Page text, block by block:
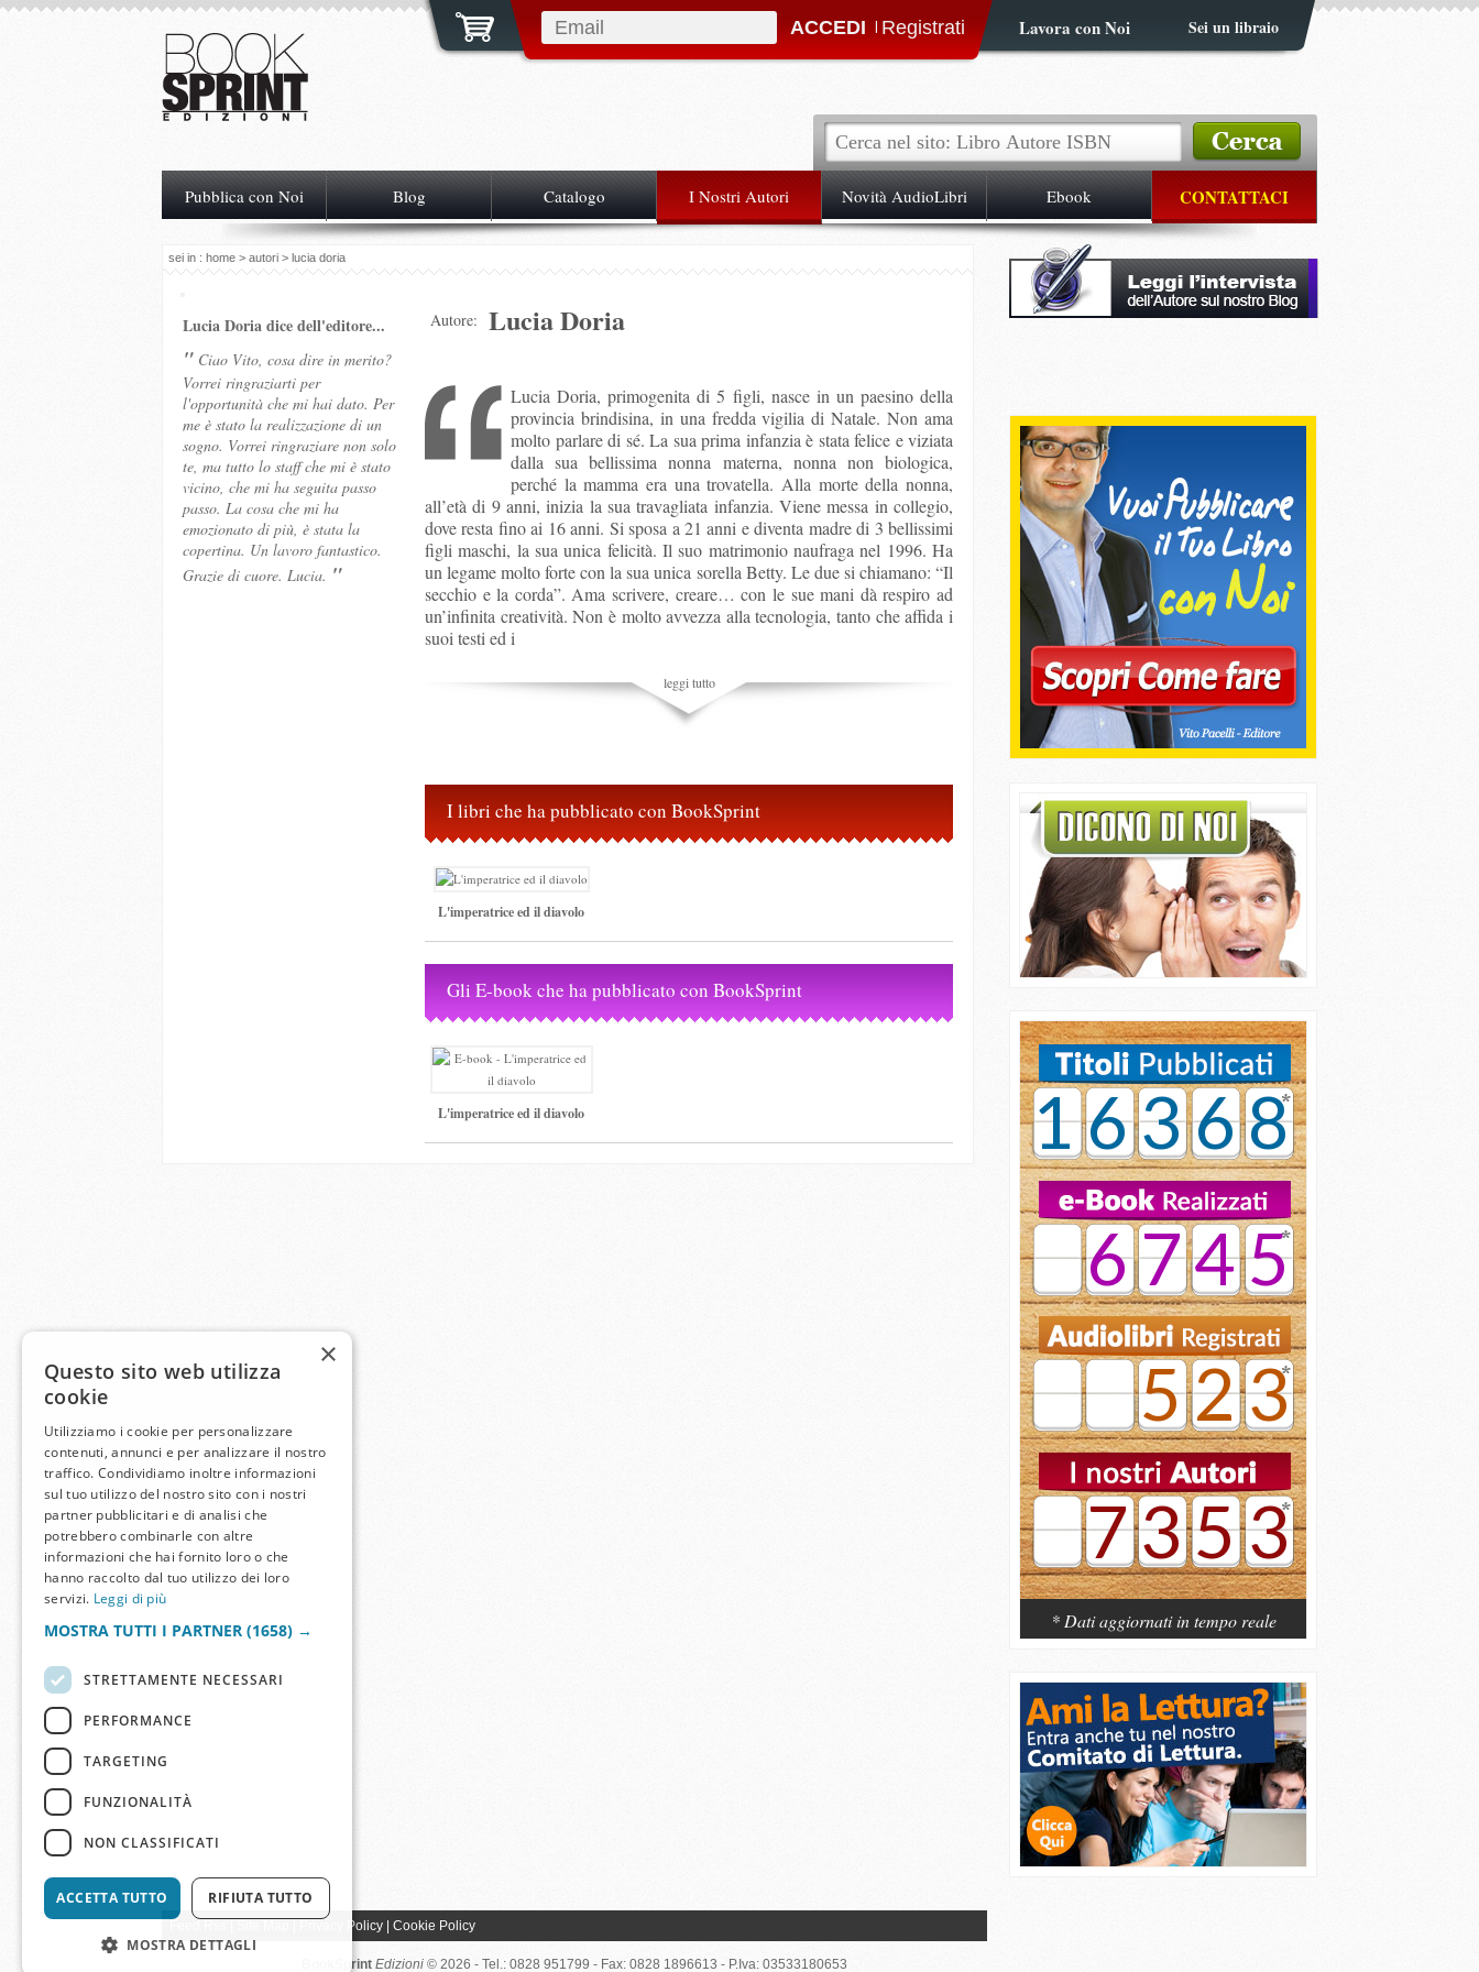
| Lavora con Noi Sei un libraio
Pubblica con Noi Blog Catalogo I Nostri Autori Novità AudioLibri Ebook CONTATTACI
sei in : home > autori > lucia doria
Lucia Doria dice dell'editore...
" Ciao Vito, cosa dire in merito?
Vorrei ringraziarti per
l'opportunità che mi hai dato. Per
me è stato la realizzazione di un
sogno. Vorrei ringraziare non solo
te, ma tutto lo staff che mi è stato
vicino, che mi ha seguita passo
passo. La cosa che mi ha
emozionato di più, è stata la
copertina. Un lavoro fantastico.
Grazie di cuore. Lucia. "
Autore: Lucia Doria
Lucia Doria, primogenita di 5 figli, nasce in un paesino della
provincia brindisina, in una fredda vigilia di Natale. Non ama
molto parlare di sé. La sua prima infanzia è stata felice e viziata
dalla sua bellissima nonna materna, nonna non biologica,
perché la mamma era una trovatella. Alla morte della nonna,
all’età di 9 anni, inizia la sua travagliata infanzia. Viene messa in collegio,
dove resta fino ai 16 anni. Si sposa a 21 anni e diventa madre di 3 bellissimi
figli maschi, la sua unica felicità. Il suo matrimonio naufraga nel 1996. Ha
un legame molto forte con la sua unica sorella Betty. Le due si chiamano: “Il
secchio e la corda”. Ama scrivere, creare… con le sue mani dà respiro ad
un’infinita creatività. Non è molto avvezza alla tecnologia, tanto che affida i
suoi testi ed i
leggi tutto
I libri che ha pubblicato con BookSprint
L'imperatrice ed il diavolo
Gli E-book che ha pubblicato con BookSprint
L'imperatrice ed il diavolo
16368
6745
523
7353
* Dati aggiornati in tempo reale
Privacy Policy Cookie Policy
BookSprint Edizioni © 2026 - Tel.: 0828 951799 - Fax: 0828 1896613 - P.Iva: 03533180653
×
Questo sito web utilizza
cookie
Utilizziamo i cookie per personalizzare
contenuti, annunci e per analizzare il nostro
traffico. Condividiamo inoltre informazioni
sul tuo utilizzo del nostro sito con i nostri
partner pubblicitari e di analisi che
potrebbero combinarle con altre
informazioni che hai fornito loro o che
hanno raccolto dal tuo utilizzo dei loro
servizi. Leggi di più
MOSTRA TUTTI I PARTNER (1658) →
STRETTAMENTE NECESSARI
PERFORMANCE
TARGETING
FUNZIONALITÀ
NON CLASSIFICATI
ACCETTA TUTTO RIFIUTA TUTTO
MOSTRA DETTAGLI